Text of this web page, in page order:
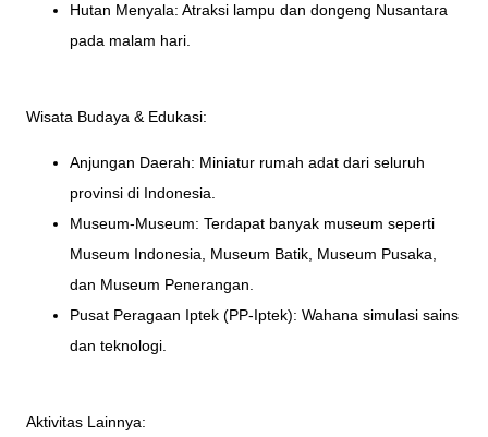
Hutan Menyala: Atraksi lampu dan dongeng Nusantara
pada malam hari.
Wisata Budaya & Edukasi:
Anjungan Daerah: Miniatur rumah adat dari seluruh
provinsi di Indonesia.
Museum-Museum: Terdapat banyak museum seperti
Museum Indonesia, Museum Batik, Museum Pusaka,
dan Museum Penerangan.
Pusat Peragaan Iptek (PP-Iptek): Wahana simulasi sains
dan teknologi.
Aktivitas Lainnya: